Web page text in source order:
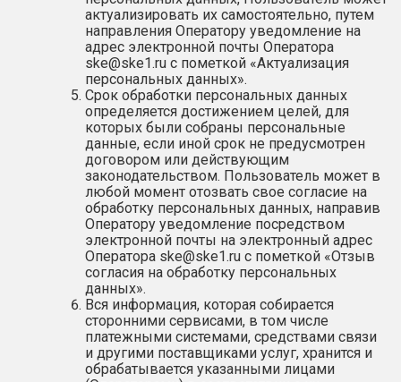
актуализировать их самостоятельно, путем
направления Оператору уведомление на
адрес электронной почты Оператора
ske@ske1.ru с пометкой «Актуализация
персональных данных».
Срок обработки персональных данных
определяется достижением целей, для
которых были собраны персональные
данные, если иной срок не предусмотрен
договором или действующим
законодательством. Пользователь может в
любой момент отозвать свое согласие на
обработку персональных данных, направив
Оператору уведомление посредством
электронной почты на электронный адрес
Оператора ske@ske1.ru с пометкой «Отзыв
согласия на обработку персональных
данных».
Вся информация, которая собирается
сторонними сервисами, в том числе
платежными системами, средствами связи
и другими поставщиками услуг, хранится и
обрабатывается указанными лицами